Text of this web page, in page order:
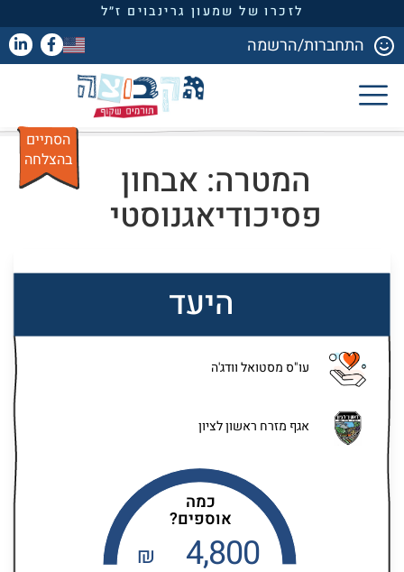
לזכרו של שמעון גרינבוים ז״ל
התחברות/הרשמה
המטרה: אבחון
פסיכודיאגנוסטי
הסתיים
בהצלחה
היעד
עו"ס מסטואל וודג'ה
אגף מזרח ראשון לציון
כמה
אוספים?
4,800